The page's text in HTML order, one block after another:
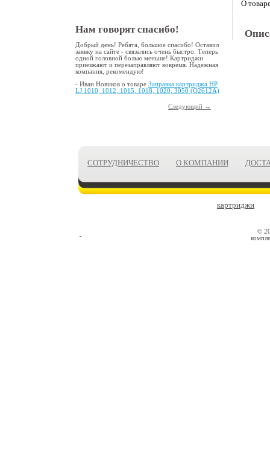
Нам говорят спасибо!
Добрый день! Ребята, большое спасибо! Оставил
заявку на сайте - связались очень быстро. Теперь
одной головной болью меньше! Картриджи
приезжают и перезаправляют вовремя. Надежная
компания, рекомендую!
- Иван Новиков о товаре Заправка картриджа HP
LJ 1010, 1012, 1015, 1018, 1020, 3050 (Q2612A)
Следующий →
О
СОТРУДНИЧЕСТВО О КОМПАНИИ
картриджи
©